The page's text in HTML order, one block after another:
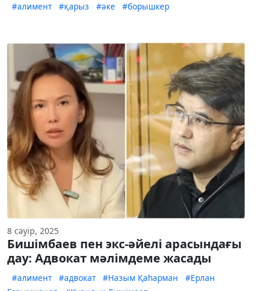
#алимент #қарыз #әке #борышкер
8 сәуір, 2025
Бишімбаев пен экс-әйелі арасындағы
дау: Адвокат мәлімдеме жасады
#алимент #адвокат #Назым Қаһарман
#Ерлан